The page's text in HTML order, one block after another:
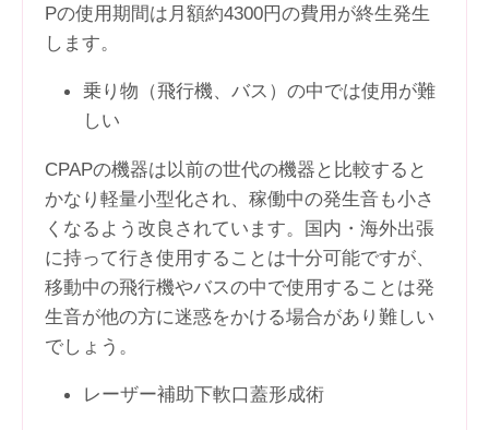
Pの使用期間は月額約4300円の費用が終生発生
します。
乗り物（飛行機、バス）の中では使用が難
しい
CPAPの機器は以前の世代の機器と比較すると
かなり軽量小型化され、稼働中の発生音も小さ
くなるよう改良されています。国内・海外出張
に持って行き使用することは十分可能ですが、
移動中の飛行機やバスの中で使用することは発
生音が他の方に迷惑をかける場合があり難しい
でしょう。
レーザー補助下軟口蓋形成術